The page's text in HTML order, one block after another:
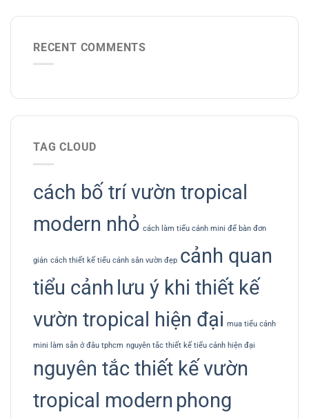
RECENT COMMENTS
TAG CLOUD
cách bố trí vườn tropical
modern nhỏ cách làm tiểu cảnh mini để bàn đơn
giản cách thiết kế tiểu cảnh sân vườn đẹp cảnh quan
tiểu cảnh lưu ý khi thiết kế
vườn tropical hiện đại mua tiểu cảnh
mini làm sẵn ở đâu tphcm nguyên tắc thiết kế tiểu cảnh hiện đại
nguyên tắc thiết kế vườn
tropical modern phong